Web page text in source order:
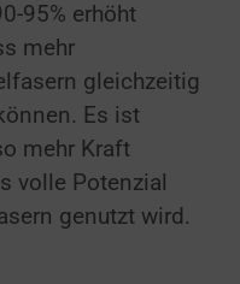
95% erhöht
mehr
gleichzeitig
Es ist
mehr Kraft
volle Potenzial
genutzt wird.